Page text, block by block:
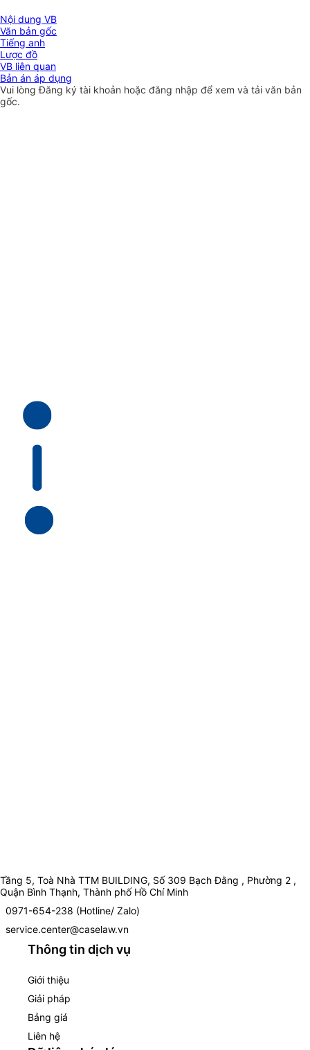
Nội dung VB
Văn bản gốc
Tiếng anh
Lược đồ
VB liên quan
Bản án áp dụng
Vui lòngĐăng ký tài khoản hoặc đăng nhập để xem và tải văn bản
gốc.
Tầng 5, Toà Nhà TTM BUILDING, Số 309 Bạch Đằng , Phường 2 ,
Quận Bình Thạnh, Thành phố Hồ Chí Minh
0971-654-238 (Hotline/ Zalo)
service.center@caselaw.vn
Thông tin dịch vụ
Giới thiệu
Giải pháp
Bảng giá
Liên hệ